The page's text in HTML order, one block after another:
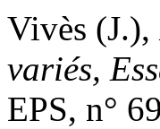
Vivès (J.),
variés,
EPS, n°